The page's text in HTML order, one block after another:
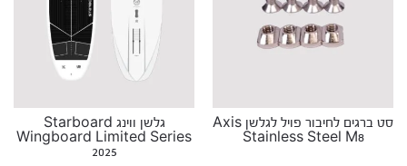
סט ברגים לחיבור פויל לגלשן Axis
Stainless Steel M8
גלשן ווינג Starboard
Wingboard Limited Series
2025